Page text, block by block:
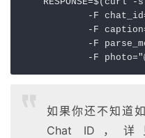
RESPONSE=$(curl -
-F
-F
-F
-F
如果你还不知道
Chat ID，